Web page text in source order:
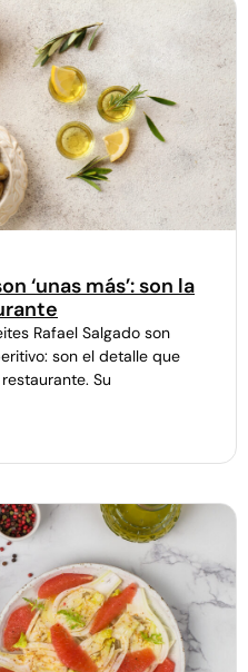
‘unas más’: son la
Rafael Salgado son
son el detalle que
Su